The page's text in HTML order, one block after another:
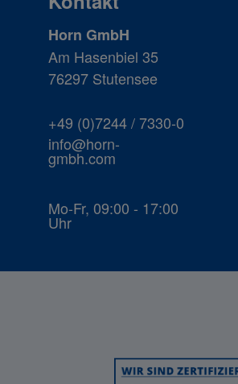
Horn GmbH
Am Hasenbiel 35
76297 Stutensee
+49 (0)7244 / 7330-0
info@horn-
gmbh.com
Mo-Fr, 09:00 - 17:00
Uhr